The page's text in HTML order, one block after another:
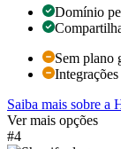
Domínio
Sem plano
Saiba mais sobre a
Ver mais opções
#4